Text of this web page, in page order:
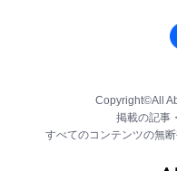
Copyright©All
掲載の記事
すべてのコンテンツの無